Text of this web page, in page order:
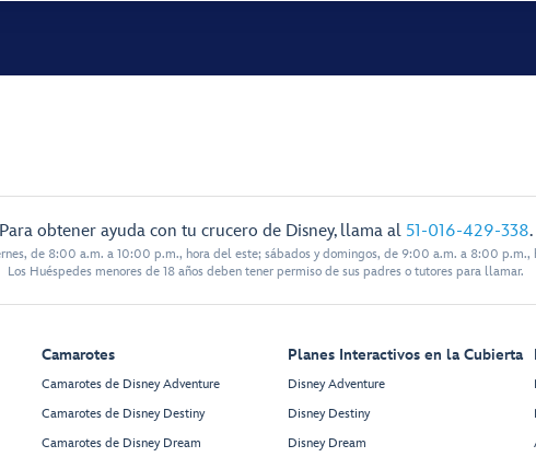
Para obtener ayuda con tu crucero de Disney, llama al 51-016-429-338.
de 8:00 a.m. a 10:00 p.m., hora del este; sábados y domingos, de 9:00 a.m. a 8:00 p.m.,
Los Huéspedes menores de 18 años deben tener permiso de sus padres o tutores para llamar.
Camarotes
Camarotes de Disney Adventure
Camarotes de Disney Destiny
Camarotes de Disney Dream
Planes Interactivos en la Cubierta
Disney Adventure
Disney Destiny
Disney Dream